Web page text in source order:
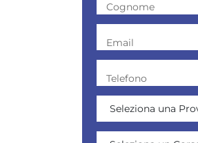
Cognome
Email
Telefono